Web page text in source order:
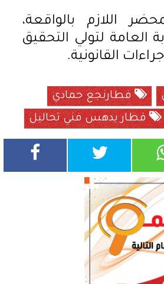
اللازم بالواقعة،
العامة لتولي التحقيق
القانونية.
فطارنجع حمادي
قطار يدهس فني تحاليل